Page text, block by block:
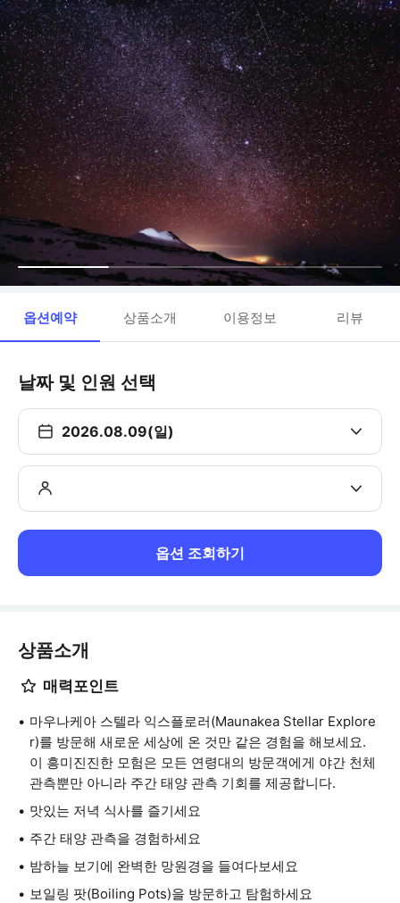
옵션예약 상품소개 이용정보 리뷰
날짜 및 인원 선택
2026.08.09(일)
옵션 조회하기
상품소개
매력포인트
마우나케아 스텔라 익스플로러(Maunakea Stellar Explore
r)를 방문해 새로운 세상에 온 것만 같은 경험을 해보세요.
이 흥미진진한 모험은 모든 연령대의 방문객에게 야간 천체
관측뿐만 아니라 주간 태양 관측 기회를 제공합니다.
맛있는 저녁 식사를 즐기세요
주간 태양 관측을 경험하세요
밤하늘 보기에 완벽한 망원경을 들여다보세요
보일링 팟(Boiling Pots)을 방문하고 탐험하세요